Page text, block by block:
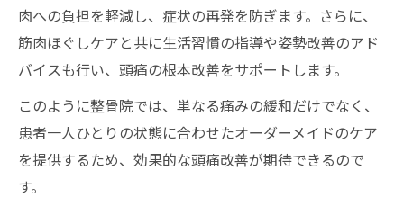
肉への負担を軽減し、症状の再発を防ぎます。さらに、
筋肉ほぐしケアと共に生活習慣の指導や姿勢改善のアド
バイスも行い、頭痛の根本改善をサポートします。
このように整骨院では、単なる痛みの緩和だけでなく、
患者一人ひとりの状態に合わせたオーダーメイドのケア
を提供するため、効果的な頭痛改善が期待できるので
す。